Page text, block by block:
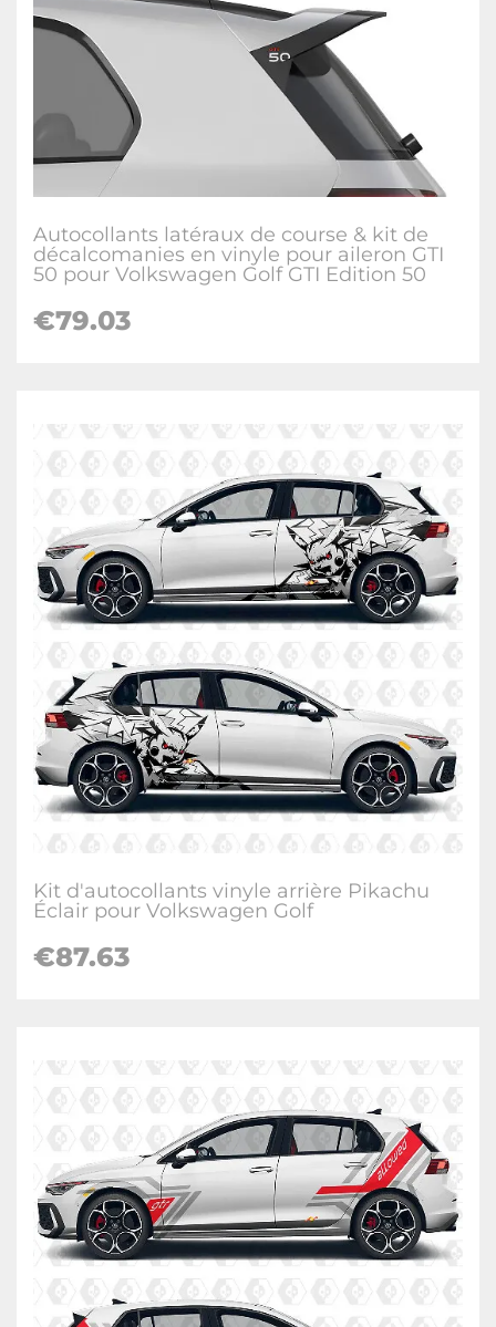
Autocollants latéraux de course & kit de
décalcomanies en vinyle pour aileron GTI
50 pour Volkswagen Golf GTI Edition 50
€79.03
Kit d'autocollants vinyle arrière Pikachu
Éclair pour Volkswagen Golf
€87.63